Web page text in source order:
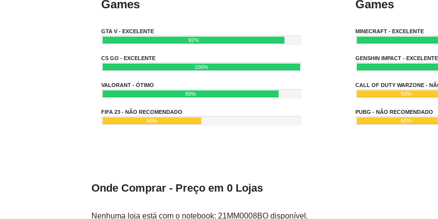
Games
GTA V - EXCELENTE
92%
CS GO - EXCELENTE
100%
VALORANT - ÓTIMO
89%
FIFA 23 - NÃO RECOMENDADO
50%
Games
MINECRAFT - EXCELENTE
GENSHIN IMPACT - EXCELENTE
CALL OF DUTY WARZONE -
50%
PUBG - NÃO RECOMENDADO
50%
Onde Comprar - Preço em 0 Lojas
Nenhuma loja está com o notebook: 21MM0008BO disponível.